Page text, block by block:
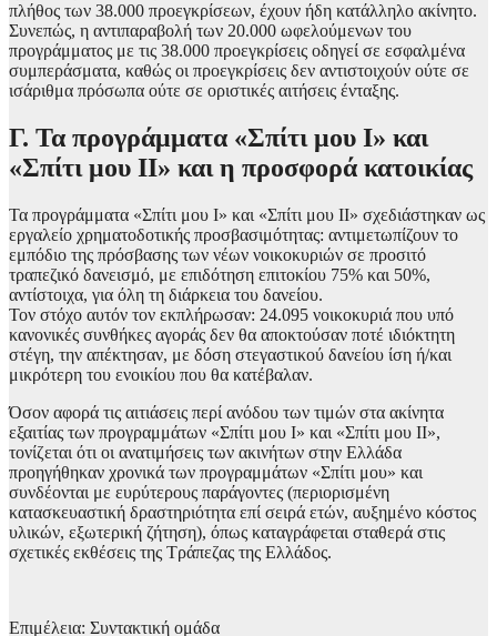
πλήθος των 38.000 προεγκρίσεων, έχουν ήδη κατάλληλο ακίνητο.
Συνεπώς, η αντιπαραβολή των 20.000 ωφελούμενων του
προγράμματος με τις 38.000 προεγκρίσεις οδηγεί σε εσφαλμένα
συμπεράσματα, καθώς οι προεγκρίσεις δεν αντιστοιχούν ούτε σε
ισάριθμα πρόσωπα ούτε σε οριστικές αιτήσεις ένταξης.
Γ. Τα προγράμματα «Σπίτι μου Ι» και
«Σπίτι μου ΙΙ» και η προσφορά κατοικίας
Τα προγράμματα «Σπίτι μου Ι» και «Σπίτι μου ΙΙ» σχεδιάστηκαν ως
εργαλείο χρηματοδοτικής προσβασιμότητας: αντιμετωπίζουν το
εμπόδιο της πρόσβασης των νέων νοικοκυριών σε προσιτό
τραπεζικό δανεισμό, με επιδότηση επιτοκίου 75% και 50%,
αντίστοιχα, για όλη τη διάρκεια του δανείου.
Τον στόχο αυτόν τον εκπλήρωσαν: 24.095 νοικοκυριά που υπό
κανονικές συνθήκες αγοράς δεν θα αποκτούσαν ποτέ ιδιόκτητη
στέγη, την απέκτησαν, με δόση στεγαστικού δανείου ίση ή/και
μικρότερη του ενοικίου που θα κατέβαλαν.
Όσον αφορά τις αιτιάσεις περί ανόδου των τιμών στα ακίνητα
εξαιτίας των προγραμμάτων «Σπίτι μου Ι» και «Σπίτι μου ΙΙ»,
τονίζεται ότι οι ανατιμήσεις των ακινήτων στην Ελλάδα
προηγήθηκαν χρονικά των προγραμμάτων «Σπίτι μου» και
συνδέονται με ευρύτερους παράγοντες (περιορισμένη
κατασκευαστική δραστηριότητα επί σειρά ετών, αυξημένο κόστος
υλικών, εξωτερική ζήτηση), όπως καταγράφεται σταθερά στις
σχετικές εκθέσεις της Τράπεζας της Ελλάδος.
Επιμέλεια: Συντακτική ομάδα